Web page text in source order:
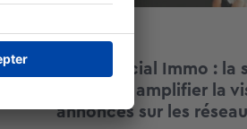
BUSINESS
Boost Social Immo :
piloter et amplifier la
annonces sur les